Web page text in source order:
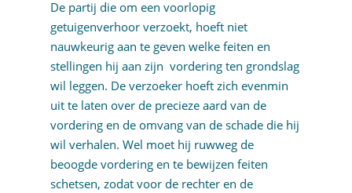
De partij die om een voorlopig
getuigenverhoor verzoekt, hoeft niet
nauwkeurig aan te geven welke feiten en
stellingen hij aan zijn vordering ten grondslag
wil leggen. De verzoeker hoeft zich evenmin
uit te laten over de precieze aard van de
vordering en de omvang van de schade die hij
wil verhalen. Wel moet hij ruwweg de
beoogde vordering en te bewijzen feiten
schetsen, zodat voor de rechter en de